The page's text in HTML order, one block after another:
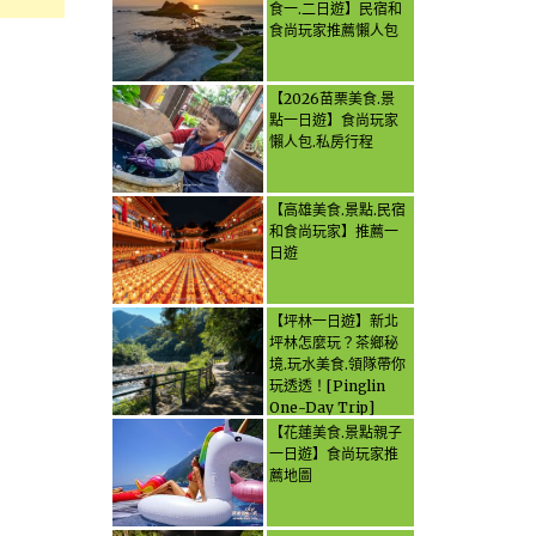
食一.二日遊】民宿和
食尚玩家推薦懶人包
【2026苗栗美食.景
點一日遊】食尚玩家
懶人包.私房行程
【高雄美食.景點.民宿
和食尚玩家】推薦一
日遊
【坪林一日遊】新北
坪林怎麼玩？茶鄉秘
境.玩水美食.領隊帶你
玩透透！[Pinglin
One-Day Trip]
How to explore
Pinglin, New
Taipei? Tea Village
【花蓮美食.景點親子
一日遊】食尚玩家推
薦地圖